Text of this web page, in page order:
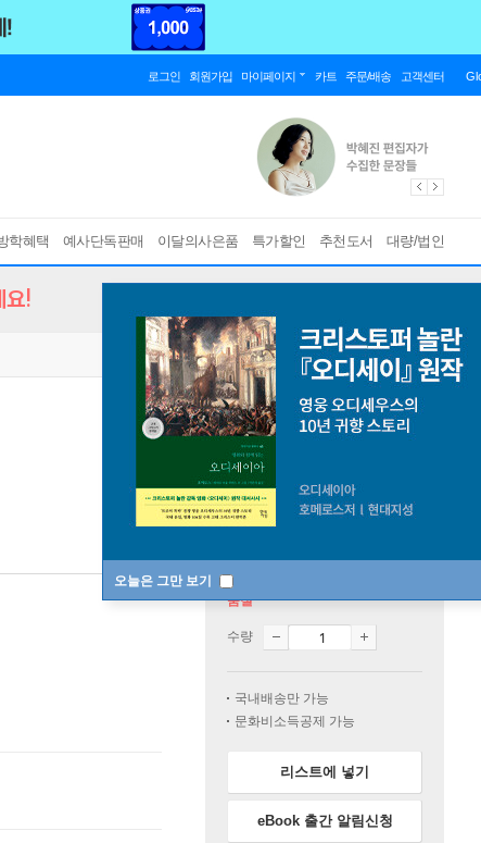
로그인 회원가입 마이페이지 카트 주문/배송 고객센터
학혜택 예사단독판매 이달의사은품 특가할인 추천도서 대량/법인
오늘은 그만 보기
요!
품절
수량
국내배송만 가능
문화비소득공제 가능
리스트에 넣기
eBook 출간 알림신청